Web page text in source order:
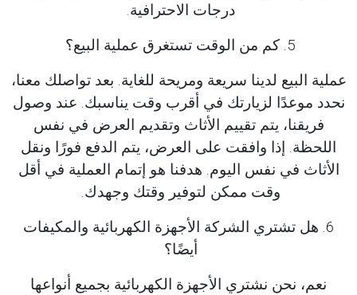
درجات الاحترافية.
5. كم من الوقت تستغرق عملية البيع؟
عملية البيع لدينا سريعة ومريحة للغاية. بعد تواصلك معنا،
نحدد موعدًا لزيارتك في أقرب وقت يناسبك. عند وصول
فريقنا، يتم تقييم الأثاث وتقديم العرض في نفس
اللحظة. إذا وافقت على العرض، يتم الدفع فورًا ونقل
الأثاث في نفس اليوم. هدفنا هو إتمام العملية في أقل
وقت ممكن لتوفير وقتك وجهدك.
6. هل تشتري الشركة الأجهزة الكهربائية والمكيفات
أيضًا؟
نعم، نحن نشتري الأجهزة الكهربائية بجميع أنواعها